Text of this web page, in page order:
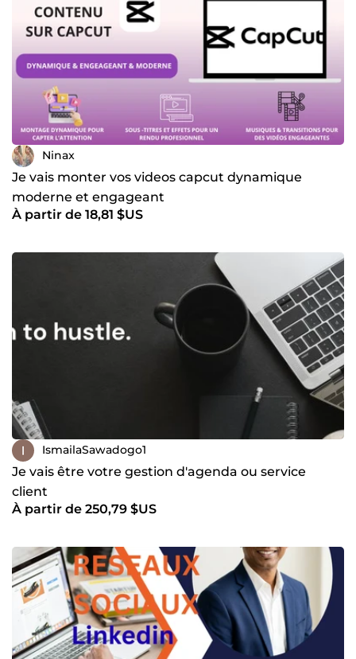
Ninax
Je vais monter vos videos capcut dynamique
moderne et engageant
À partir de 18,81 $US
IsmailaSawadogo1
Je vais être votre gestion d'agenda ou service
client
À partir de 250,79 $US